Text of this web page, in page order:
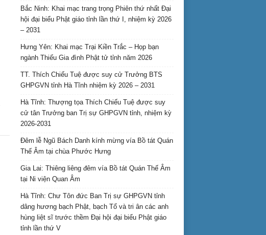
Bắc Ninh: Khai mạc trang trọng Phiên thứ nhất Đại
hội đại biểu Phật giáo tỉnh lần thứ I, nhiệm kỳ 2026
– 2031
Hưng Yên: Khai mạc Trại Kiền Trắc – Họp bạn
ngành Thiếu Gia đình Phật tử tỉnh năm 2026
TT. Thích Chiếu Tuệ được suy cử Trưởng BTS
GHPGVN tỉnh Hà Tĩnh nhiệm kỳ 2026 – 2031
Hà Tĩnh: Thượng tọa Thích Chiếu Tuệ được suy
cử tân Trưởng ban Trị sự GHPGVN tỉnh, nhiệm kỳ
2026-2031
Đêm lễ Ngũ Bách Danh kính mừng vía Bồ tát Quán
Thế Âm tại chùa Phước Hưng
Gia Lai: Thiêng liêng đêm vía Bồ tát Quán Thế Âm
tại Ni viện Quan Âm
Hà Tĩnh: Chư Tôn đức Ban Trị sự GHPGVN tỉnh
dâng hương bạch Phật, bạch Tổ và tri ân các anh
hùng liệt sĩ trước thềm Đại hội đại biểu Phật giáo
tỉnh lần thứ V